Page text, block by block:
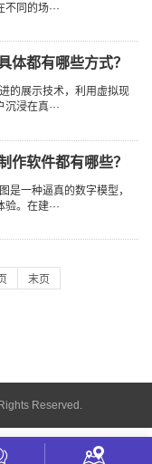
同的场···
体都有哪些方式？
的展示技术，利用虚拟现
浸在真···
作软件都有哪些？
是一种逼真的数字模型，
。在建···
末页
Reserved.